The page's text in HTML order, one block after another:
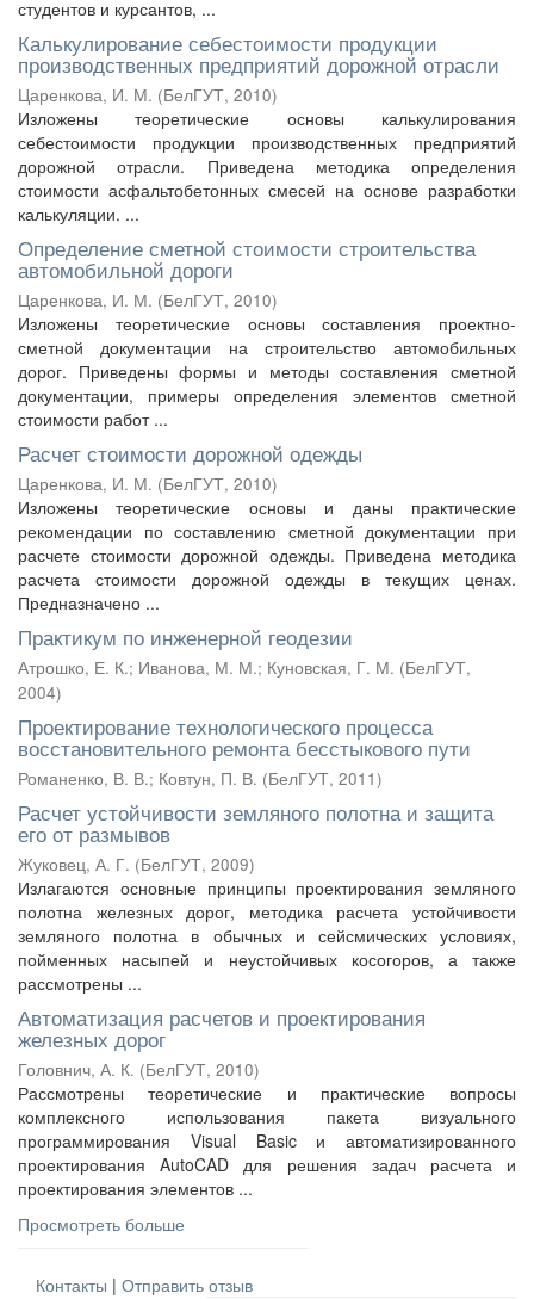
студентов и курсантов, ...
Калькулирование себестоимости продукции
производственных предприятий дорожной отрасли
Царенкова, И. М. (БелГУТ, 2010)
Изложены теоретические основы калькулирования
себестоимости продукции производственных предприятий
дорожной отрасли. Приведена методика определения
стоимости асфальтобетонных смесей на основе разработки
калькуляции. ...
Определение сметной стоимости строительства
автомобильной дороги
Царенкова, И. М. (БелГУТ, 2010)
Изложены теоретические основы составления проектно-
сметной документации на строительство автомобильных
дорог. Приведены формы и методы составления сметной
документации, примеры определения элементов сметной
стоимости работ ...
Расчет стоимости дорожной одежды
Царенкова, И. М. (БелГУТ, 2010)
Изложены теоретические основы и даны практические
рекомендации по составлению сметной документации при
расчете стоимости дорожной одежды. Приведена методика
расчета стоимости дорожной одежды в текущих ценах.
Предназначено ...
Практикум по инженерной геодезии
Атрошко, Е. К.; Иванова, М. М.; Куновская, Г. М. (БелГУТ,
2004)
Проектирование технологического процесса
восстановительного ремонта бесстыкового пути
Романенко, В. В.; Ковтун, П. В. (БелГУТ, 2011)
Расчет устойчивости земляного полотна и защита
его от размывов
Жуковец, А. Г. (БелГУТ, 2009)
Излагаются основные принципы проектирования земляного
полотна железных дорог, методика расчета устойчивости
земляного полотна в обычных и сейсмических условиях,
пойменных насыпей и неустойчивых косогоров, а также
рассмотрены ...
Автоматизация расчетов и проектирования
железных дорог
Головнич, А. К. (БелГУТ, 2010)
Рассмотрены теоретические и практические вопросы
комплексного использования пакета визуального
программирования Visual Basic и автоматизированного
проектирования AutoCAD для решения задач расчета и
проектирования элементов ...
Просмотреть больше
Контакты | Отправить отзыв